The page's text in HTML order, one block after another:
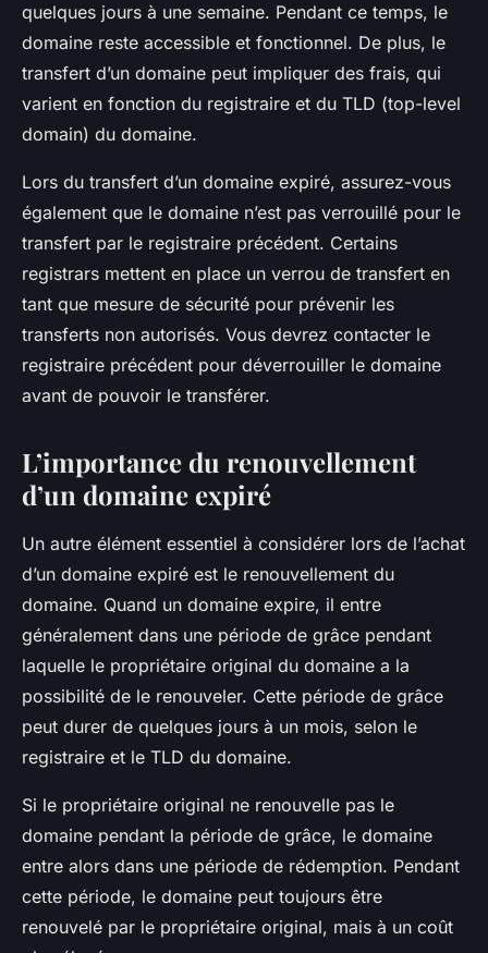
quelques jours à une semaine. Pendant ce temps, le
domaine reste accessible et fonctionnel. De plus, le
transfert d’un domaine peut impliquer des frais, qui
varient en fonction du registraire et du TLD (top-level
domain) du domaine.
Lors du transfert d’un domaine expiré, assurez-vous
également que le domaine n’est pas verrouillé pour le
transfert par le registraire précédent. Certains
registrars mettent en place un verrou de transfert en
tant que mesure de sécurité pour prévenir les
transferts non autorisés. Vous devrez contacter le
registraire précédent pour déverrouiller le domaine
avant de pouvoir le transférer.
L’importance du renouvellement
d’un domaine expiré
Un autre élément essentiel à considérer lors de l’achat
d’un domaine expiré est le renouvellement du
domaine. Quand un domaine expire, il entre
généralement dans une période de grâce pendant
laquelle le propriétaire original du domaine a la
possibilité de le renouveler. Cette période de grâce
peut durer de quelques jours à un mois, selon le
registraire et le TLD du domaine.
Si le propriétaire original ne renouvelle pas le
domaine pendant la période de grâce, le domaine
entre alors dans une période de rédemption. Pendant
cette période, le domaine peut toujours être
renouvelé par le propriétaire original, mais à un coût